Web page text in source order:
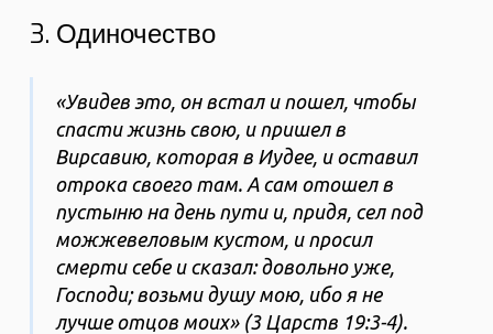
3. Одиночество
«Увидев это, он встал и пошел, чтобы
спасти жизнь свою, и пришел в
Вирсавию, которая в Иудее, и оставил
отрока своего там. А сам отошел в
пустыню на день пути и, придя, сел под
можжевеловым кустом, и просил
смерти себе и сказал: довольно уже,
Господи; возьми душу мою, ибо я не
лучше отцов моих» (3 Царств‬ ‭19‬:‭3‬-‭4‬).